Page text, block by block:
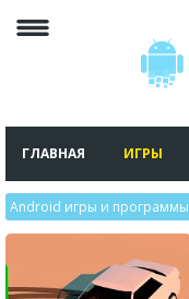
ГЛАВНАЯ ИГРЫ
Android игры и программы